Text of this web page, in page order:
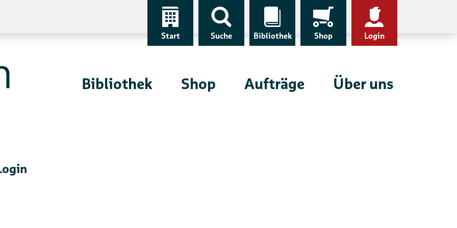
Start Suche Bibliothek Shop Login
Bibliothek Shop Aufträge Über uns